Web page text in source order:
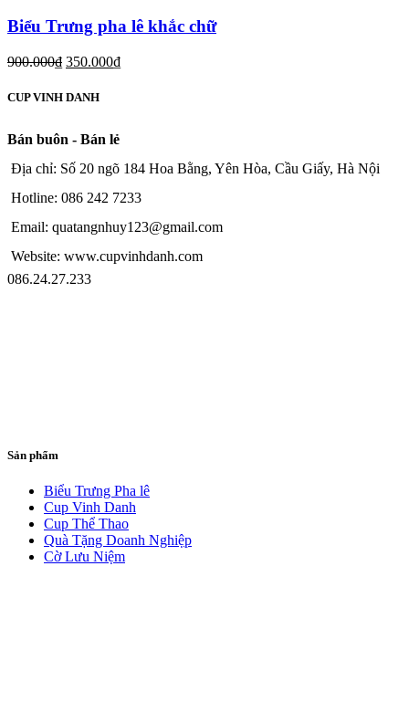
Biểu Trưng pha lê khắc chữ
900.000₫ 350.000₫
CUP VINH DANH
Bán buôn - Bán lẻ
Địa chỉ: Số 20 ngõ 184 Hoa Bằng, Yên Hòa, Cầu Giấy, Hà Nội
Hotline: 086 242 7233
Email: quatangnhuy123@gmail.com
Website: www.cupvinhdanh.com
086.24.27.233
Sản phẩm
Biểu Trưng Pha lê
Cup Vinh Danh
Cup Thể Thao
Quà Tặng Doanh Nghiệp
Cờ Lưu Niệm